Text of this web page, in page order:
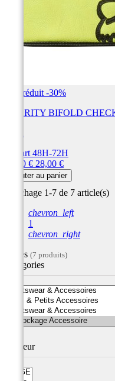
Prix réduit -30%
CLARITY BIFOLD
Départ 48H-72H
19,60 € Prix
de
base
28,00 €
Ajouter au panier
Affichage 1-7 de 7 article(s)
chevron_left
1
chevron_right
Filtres (7 produits)
Catégories
Couleur